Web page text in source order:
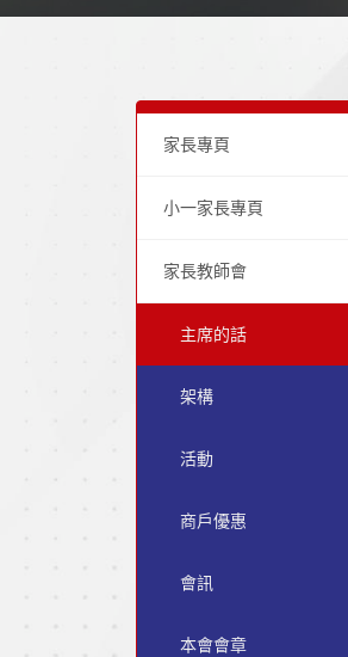
家長專頁
小一家長專頁
家長教師會
主席的話
架構
活動
商戶優惠
會訊
本會會章